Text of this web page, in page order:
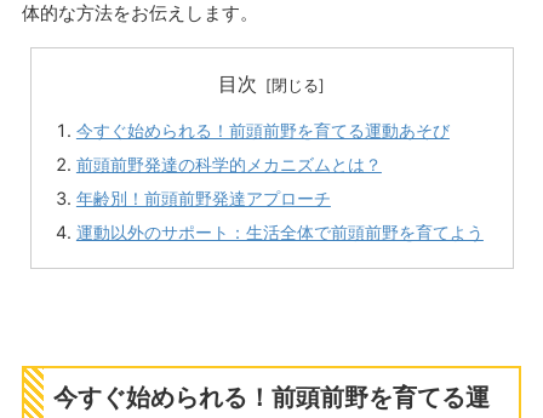
体的な方法をお伝えします。
目次
今すぐ始められる！前頭前野を育てる運動あそび
前頭前野発達の科学的メカニズムとは？
年齢別！前頭前野発達アプローチ
運動以外のサポート：生活全体で前頭前野を育てよう
今すぐ始められる！前頭前野を育てる運